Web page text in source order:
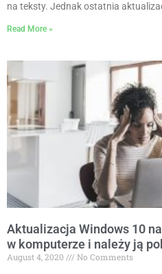
na teksty. Jednak ostatnia
Read More »
Aktualizacja Windows 10
w komputerze i należy ją
August 4, 2020
No Comments